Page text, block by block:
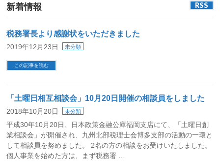
新着情報 RSS
税務署長より感謝状をいただきました
2019年12月23日 未分類
この記事を読む
「土曜日相互相談会」10月20日開催の相談員をしました
2018年10月20日 未分類
平成30年10月20日、日本政策金融公庫福岡支店にて、「土曜日創
業相談会」が開催され、九州北部税理士会博多支部の活動の一環と
して相談員を努めました。 2名の方の相談をお受けいたしました。
個人事業を始めた方は、まず税務署 …